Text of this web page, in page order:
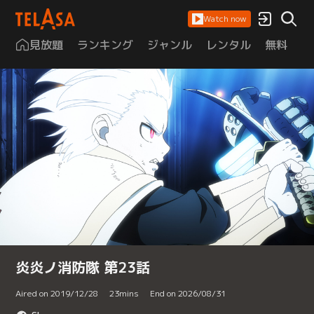
Watch now
見放題 ランキング ジャンル レンタル 無料
炎炎ノ消防隊 第23話
Aired on 2019/12/28 23mins End on 2026/08/31